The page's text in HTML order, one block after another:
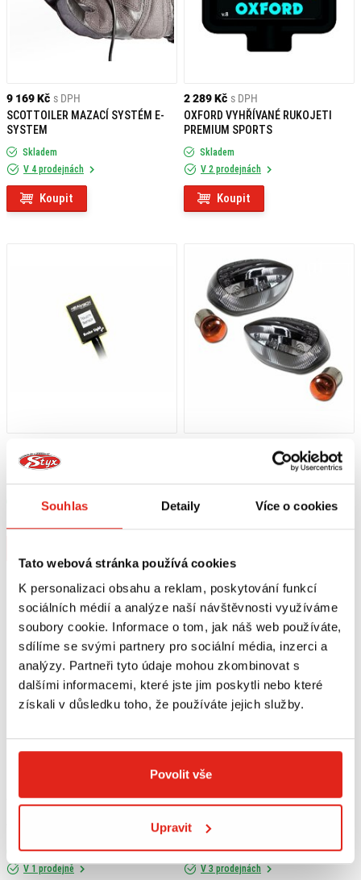
Souhlas Detaily Více o cookies
Tato webová stránka používá cookies
K personalizaci obsahu a reklam, poskytování funkcí
sociálních médií a analýze naší návštěvnosti využíváme
soubory cookie. Informace o tom, jak náš web používáte,
sdílíme se svými partnery pro sociální média, inzerci a
analýzy. Partneři tyto údaje mohou zkombinovat s
dalšími informacemi, které jste jim poskytli nebo které
získali v důsledku toho, že používáte jejich služby.
Povolit vše
Upravit
9 169 Kč s DPH
SCOTTOILER MAZACÍ SYSTÉM E-
SYSTEM
Skladem
V 4 prodejnách
Koupit
2 289 Kč s DPH
OXFORD VYHŘÍVANÉ RUKOJETI
PREMIUM SPORTS
Skladem
V 2 prodejnách
Koupit
HEALTECH MODUL BRZDOVÉHO
Skladem
HS MOTO ZATMAVENÉ KRYTKY
409 Kč s DPH
Skladem
V 1 prodejně
409 Kč s DPH
YAMAHA PRŮHLEDNÁ
Skladem
V 3 prodejnách